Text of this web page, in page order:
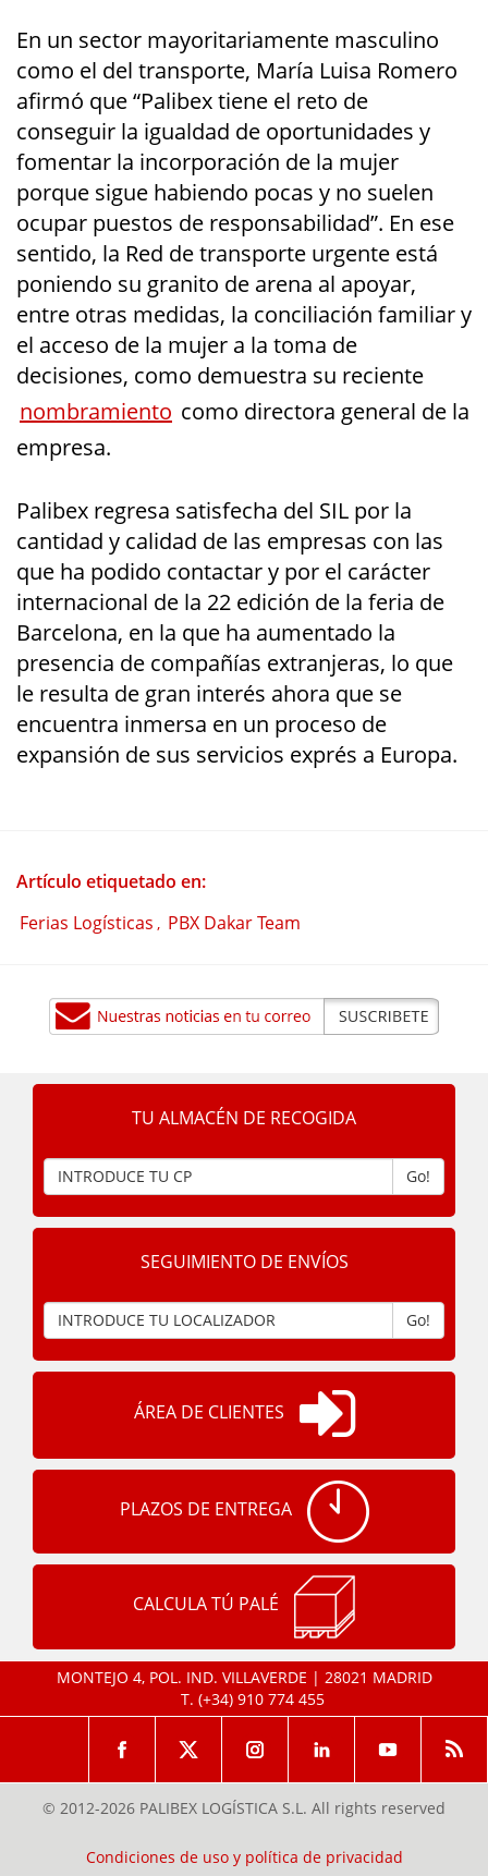
En un sector mayoritariamente masculino
como el del transporte, María Luisa Romero
afirmó que “Palibex tiene el reto de
conseguir la igualdad de oportunidades y
fomentar la incorporación de la mujer
porque sigue habiendo pocas y no suelen
ocupar puestos de responsabilidad”. En ese
sentido, la Red de transporte urgente está
poniendo su granito de arena al apoyar,
entre otras medidas, la conciliación familiar y
el acceso de la mujer a la toma de
decisiones, como demuestra su reciente
nombramiento como directora general de la
empresa.
Palibex regresa satisfecha del SIL por la
cantidad y calidad de las empresas con las
que ha podido contactar y por el carácter
internacional de la 22 edición de la feria de
Barcelona, en la que ha aumentado la
presencia de compañías extranjeras, lo que
le resulta de gran interés ahora que se
encuentra inmersa en un proceso de
expansión de sus servicios exprés a Europa.
Artículo etiquetado en:
Ferias Logísticas , PBX Dakar Team
TU ALMACÉN DE RECOGIDA
Go!
SEGUIMIENTO DE ENVÍOS
Go!
ÁREA DE CLIENTES
PLAZOS DE ENTREGA
CALCULA TÚ PALÉ
MONTEJO 4, POL. IND. VILLAVERDE | 28021 MADRID
T. (+34) 910 774 455
© 2012-2026 PALIBEX LOGÍSTICA S.L. All rights reserved
Condiciones de uso y política de privacidad